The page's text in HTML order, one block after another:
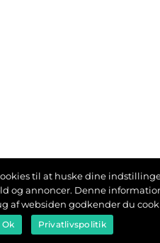
til at huske dine
og annoncer. Denne
af websiden godkender du
Ok Privatlivspolitik